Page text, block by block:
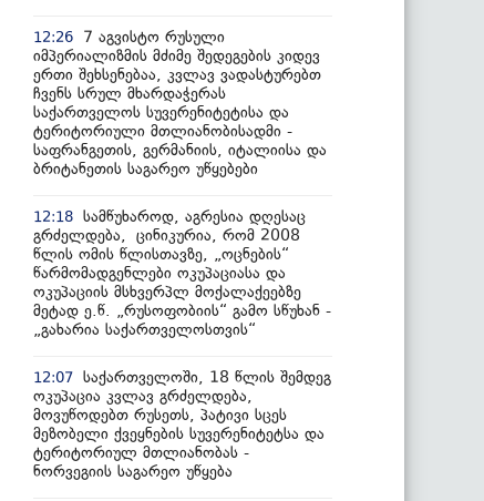
12:26
7 აგვისტო რუსული
იმპერიალიზმის მძიმე შედეგების კიდევ
ერთი შეხსენებაა, კვლავ ვადასტურებთ
ჩვენს სრულ მხარდაჭერას
საქართველოს სუვერენიტეტისა და
ტერიტორიული მთლიანობისადმი -
საფრანგეთის, გერმანიის, იტალიისა და
ბრიტანეთის საგარეო უწყებები
12:18 სამწუხაროდ, აგრესია დღესაც
გრძელდება, ცინიკურია, რომ 2008
წლის ომის წლისთავზე, „ოცნების“
წარმომადგენლები ოკუპაციასა და
ოკუპაციის მსხვერპლ მოქალაქეებზე
მეტად ე.წ. „რუსოფობიის“ გამო სწუხან -
„გახარია საქართველოსთვის“
12:07 საქართველოში, 18 წლის შემდეგ
ოკუპაცია კვლავ გრძელდება,
მოვუწოდებთ რუსეთს, პატივი სცეს
მეზობელი ქვეყნების სუვერენიტეტსა და
ტერიტორიულ მთლიანობას -
ნორვეგიის საგარეო უწყება